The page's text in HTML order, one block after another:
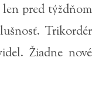
pred týždňom
Trikordér
Žiadne nové